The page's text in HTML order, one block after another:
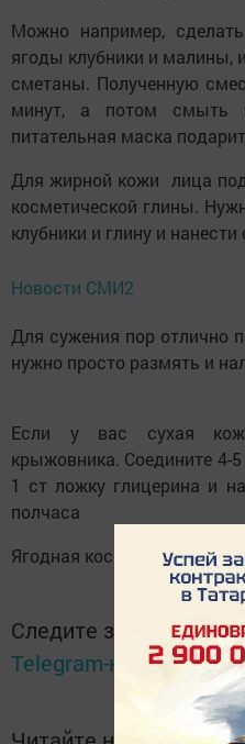
Можно например,
ягоды клубники и малины,
сметаны. Полученную
минут, а потом смыть
питательная маска
Для жирной кожи лица
косметической глины.
клубники и глину и
Новости СМИ2
Для сужения пор отлично
нужно просто размять и
Если у вас сухая
крыжовника. Соедините 4-
1 ст ложку глицерина и
полчаса
Ягодная косметология
Следите за самым
Telegram-канале